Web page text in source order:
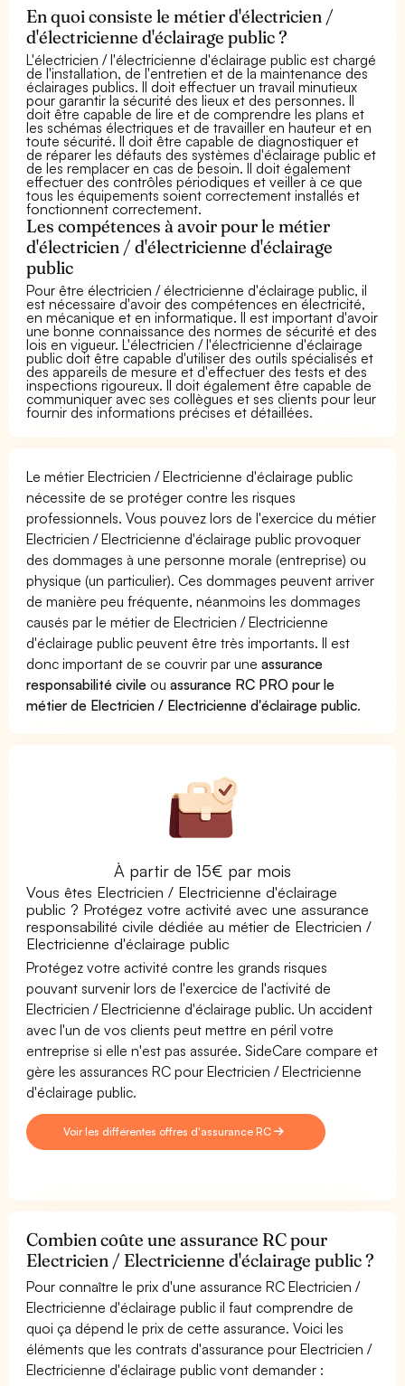
En quoi consiste le métier d'électricien /
d'électricienne d'éclairage public ?
L'électricien / l'électricienne d'éclairage public est chargé
de l'installation, de l'entretien et de la maintenance des
éclairages publics. Il doit effectuer un travail minutieux
pour garantir la sécurité des lieux et des personnes. Il
doit être capable de lire et de comprendre les plans et
les schémas électriques et de travailler en hauteur et en
toute sécurité. Il doit être capable de diagnostiquer et
de réparer les défauts des systèmes d'éclairage public et
de les remplacer en cas de besoin. Il doit également
effectuer des contrôles périodiques et veiller à ce que
tous les équipements soient correctement installés et
fonctionnent correctement.
Les compétences à avoir pour le métier
d'électricien / d'électricienne d'éclairage
public
Pour être électricien / électricienne d'éclairage public, il
est nécessaire d'avoir des compétences en électricité,
en mécanique et en informatique. Il est important d'avoir
une bonne connaissance des normes de sécurité et des
lois en vigueur. L'électricien / l'électricienne d'éclairage
public doit être capable d'utiliser des outils spécialisés et
des appareils de mesure et d'effectuer des tests et des
inspections rigoureux. Il doit également être capable de
communiquer avec ses collègues et ses clients pour leur
fournir des informations précises et détaillées.
Le métier Electricien / Electricienne d'éclairage public
nécessite de se protéger contre les risques
professionnels. Vous pouvez lors de l'exercice du métier
Electricien / Electricienne d'éclairage public provoquer
des dommages à une personne morale (entreprise) ou
physique (un particulier). Ces dommages peuvent arriver
de manière peu fréquente, néanmoins les dommages
causés par le métier de Electricien / Electricienne
d'éclairage public peuvent être très importants. Il est
donc important de se couvrir par uneassurance
responsabilité civile ouassurance RC PRO pour le
métier de Electricien / Electricienne d'éclairage public.
À partir de 15€ par mois
Vous êtes Electricien / Electricienne d'éclairage
public ? Protégez votre activité avec une assurance
responsabilité civile dédiée au métier de Electricien /
Electricienne d'éclairage public
Protégez votre activité contre les grands risques
pouvant survenir lors de l'exercice de l'activité de
Electricien / Electricienne d'éclairage public. Un accident
avec l'un de vos clients peut mettre en péril votre
entreprise si elle n'est pas assurée. SideCare compare et
gère les assurances RC pour Electricien / Electricienne
d'éclairage public.
Voir les différentes offres d'assurance RC
Combien coûte une assurance RC pour
Electricien / Electricienne d'éclairage public ?
Pour connaître le prix d'une assurance RC Electricien /
Electricienne d'éclairage public il faut comprendre de
quoi ça dépend le prix de cette assurance. Voici les
éléments que les contrats d'assurance pour Electricien /
Electricienne d'éclairage public vont demander :